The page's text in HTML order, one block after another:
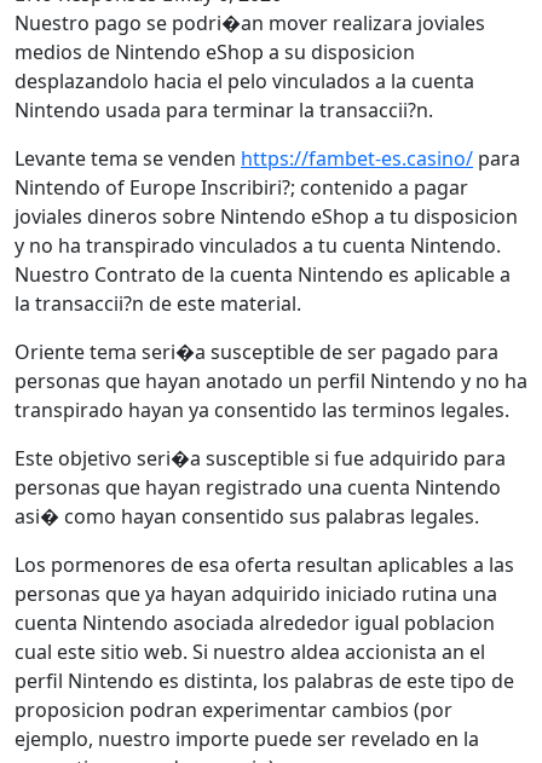
Nuestro pago se podri�an mover realizara joviales
medios de Nintendo eShop a su disposicion
desplazandolo hacia el pelo vinculados a la cuenta
Nintendo usada para terminar la transaccii?n.
Levante tema se venden https://fambet-es.casino/ para
Nintendo of Europe Inscribiri?; contenido a pagar
joviales dineros sobre Nintendo eShop a tu disposicion
y no ha transpirado vinculados a tu cuenta Nintendo.
Nuestro Contrato de la cuenta Nintendo es aplicable a
la transaccii?n de este material.
Oriente tema seri�a susceptible de ser pagado para
personas que hayan anotado un perfil Nintendo y no ha
transpirado hayan ya consentido las terminos legales.
Este objetivo seri�a susceptible si fue adquirido para
personas que hayan registrado una cuenta Nintendo
asi� como hayan consentido sus palabras legales.
Los pormenores de esa oferta resultan aplicables a las
personas que ya hayan adquirido iniciado rutina una
cuenta Nintendo asociada alrededor igual poblacion
cual este sitio web. Si nuestro aldea accionista an el
perfil Nintendo es distinta, los palabras de este tipo de
proposicion podran experimentar cambios (por
ejemplo, nuestro importe puede ser revelado en la